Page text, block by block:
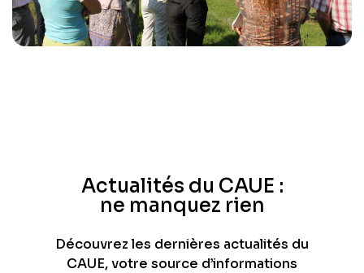
Actualités du CAUE :
ne manquez rien
Découvrez les dernières actualités du
CAUE, votre source d’informations